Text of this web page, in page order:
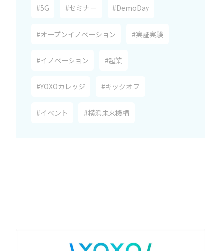
#5G #セミナー #DemoDay
#オープンイノベーション #実証実験
#イノベーション #起業
#YOXOカレッジ #キックオフ
#イベント #横浜未来機構